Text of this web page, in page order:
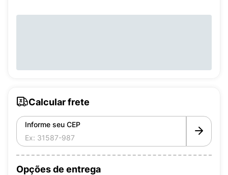
Calcular frete
Informe seu CEP
Opções de entrega